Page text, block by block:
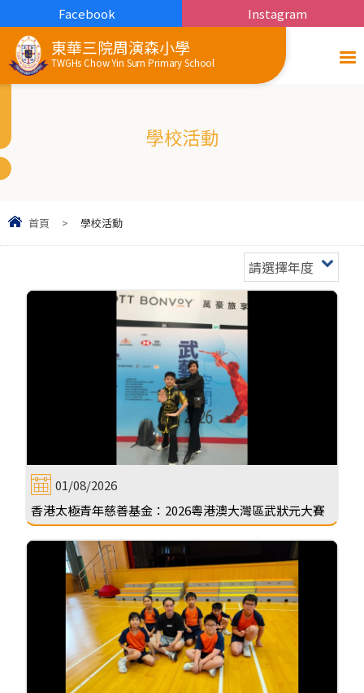
東華三院周演森小學
TWGHs Chow Yin Sum Primary School
Facebook Instagram
學校活動
首頁 > 學校活動
請選擇年度
01/08/2026
香港太極青年慈善基金：2026粵港澳大灣區武狀元大賽